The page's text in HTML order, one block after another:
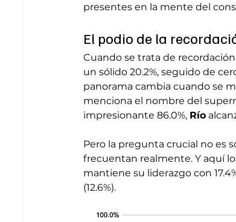
presentes en la mente del
El podio de la
Cuando se trata de
un sólido 20.2%, seguido de
panorama cambia cuando se
menciona el nombre del
impresionante 86.0%, Río
Pero la pregunta crucial no es
frecuentan realmente. Y aquí
mantiene su liderazgo con
(12.6%).